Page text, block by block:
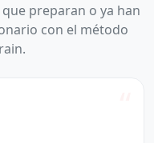
preparan o ya han
con el método